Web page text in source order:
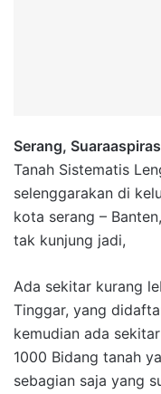
Serang,
Tanah Sistematis
selenggarakan di
kota serang –
tak kunjung jadi,
Ada sekitar kurang
Tinggar, yang
kemudian ada
1000 Bidang tanah
sebagian saja yang